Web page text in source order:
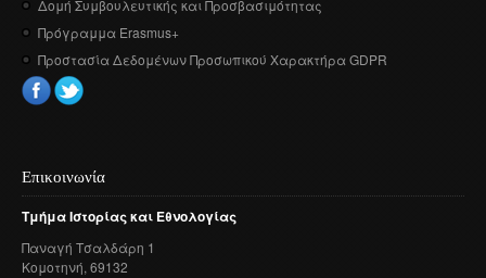
Δομή Συμβουλευτικής και Προσβασιμότητας
Πρόγραμμα Erasmus+
Προστασία Δεδομένων Προσωπικού Χαρακτήρα GDPR
Επικοινωνία
ΤμήμαΙστορίαςκαι Εθνολογίας
Παναγή Τσαλδάρη 1
Κομοτηνή, 69132